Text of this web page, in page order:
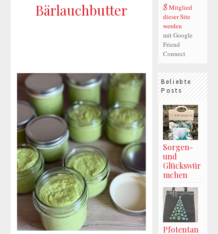
Bärlauchbutter
Mitglied
dieser Site
werden
mit Google
Friend
Connect
Beliebte
Posts
Sorgen-
und
Glückswür
mchen
Pfotentan